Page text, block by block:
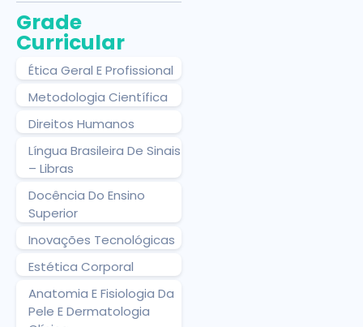
Grade
Curricular
Ética Geral E Profissional
Metodologia Científica
Direitos Humanos
Língua Brasileira De Sinais
– Libras
Docência Do Ensino
Superior
Inovações Tecnológicas
Estética Corporal
Anatomia E Fisiologia Da
Pele E Dermatologia